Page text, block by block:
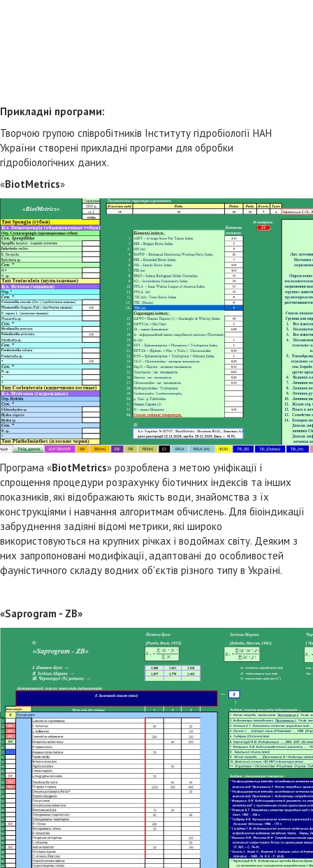
Прикладні програми:
Творчою групою співробітників Інституту гідробіології НАН
України створені прикладні програми для обробки
гідробіологічних даних.
«BiotMetrics»
Програма «BiotMetrics» розроблена з метою уніфікації і
спрощення процедури розрахунку біотичних індексів та інших
показників, які відображають якість води, знайомства з їх
конструкціями і навчання алгоритмам обчислень. Для біоіндикації
забруднення задіяні відомі метрики, які широко
використовуються на крупних річках і водоймах світу. Деяким з
них запропоновані модифікації, адаптовані до особливостей
фауністичного складу водних об'єктів різного типу в Україні.
«Saprogram - ZB»